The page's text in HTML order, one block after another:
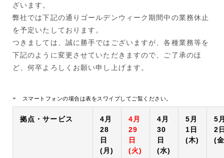
ざいます。
弊社では下記の通りゴールデンウィーク期間中の業務休止
を予定いたしております。
つきましては、誠に勝手ではございますが、各種業務等を
下記のように変更させていただきますので、ご了承のほ
ど、何卒よろしくお願い申し上げます。
スマートフォンの場合は表をスワイプしてご覧ください。
拠点・サービス
4月
28
日
(月)
4月
29
日
(火)
4月
30
日
(水)
5月
1日
(木)
5
2
(